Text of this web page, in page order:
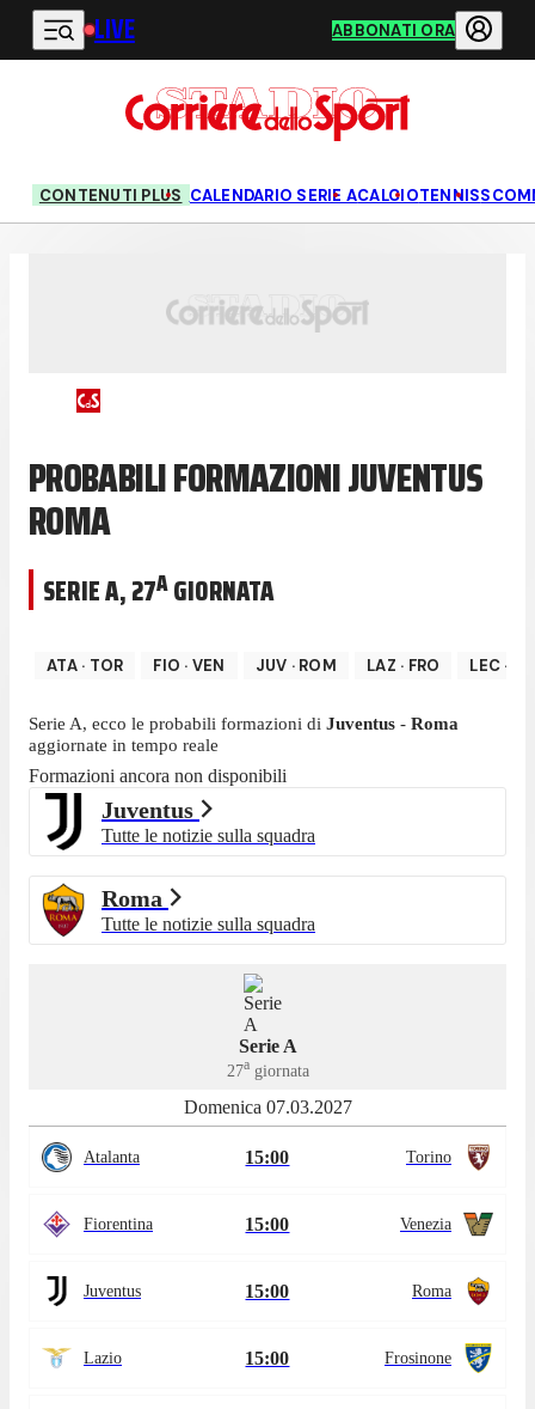
Vai al contenuto principale
LIVE ABBONATI ORA
CONTENUTI PLUS CALENDARIO SERIE ACALCIOTENNIS
PROBABILI FORMAZIONI JUVENTUS
ROMA
SERIE A,27AGIORNATA
ATA· TOR FIO · VEN JUV · ROM LAZ · FRO LEC ·
Serie A, ecco le probabili formazioni di Juventus - Roma
aggiornate in tempo reale
Formazioni ancora non disponibili
Juventus
Tutte le notizie sulla squadra
Roma
Tutte le notizie sulla squadra
Serie A
27agiornata
Domenica 07.03.2027
Atalanta 15:00 Torino
Fiorentina 15:00 Venezia
Juventus 15:00 Roma
Lazio 15:00 Frosinone